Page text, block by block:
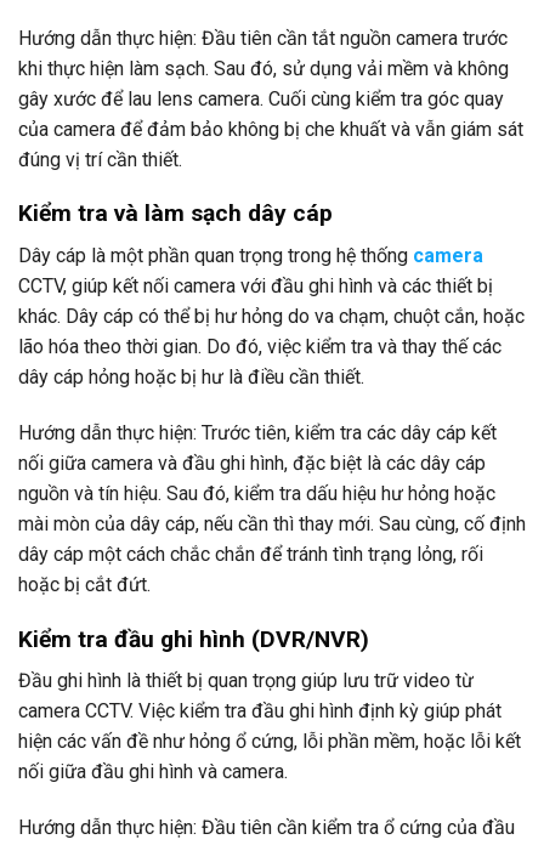
Hướng dẫn thực hiện: Đầu tiên cần tắt nguồn camera trước
khi thực hiện làm sạch. Sau đó, sử dụng vải mềm và không
gây xước để lau lens camera. Cuối cùng kiểm tra góc quay
của camera để đảm bảo không bị che khuất và vẫn giám sát
đúng vị trí cần thiết.
Kiểm tra và làm sạch dây cáp
Dây cáp là một phần quan trọng trong hệ thống camera
CCTV, giúp kết nối camera với đầu ghi hình và các thiết bị
khác. Dây cáp có thể bị hư hỏng do va chạm, chuột cắn, hoặc
lão hóa theo thời gian. Do đó, việc kiểm tra và thay thế các
dây cáp hỏng hoặc bị hư là điều cần thiết.
Hướng dẫn thực hiện: Trước tiên, kiểm tra các dây cáp kết
nối giữa camera và đầu ghi hình, đặc biệt là các dây cáp
nguồn và tín hiệu. Sau đó, kiểm tra dấu hiệu hư hỏng hoặc
mài mòn của dây cáp, nếu cần thì thay mới. Sau cùng, cố định
dây cáp một cách chắc chắn để tránh tình trạng lỏng, rối
hoặc bị cắt đứt.
Kiểm tra đầu ghi hình (DVR/NVR)
Đầu ghi hình là thiết bị quan trọng giúp lưu trữ video từ
camera CCTV. Việc kiểm tra đầu ghi hình định kỳ giúp phát
hiện các vấn đề như hỏng ổ cứng, lỗi phần mềm, hoặc lỗi kết
nối giữa đầu ghi hình và camera.
Hướng dẫn thực hiện: Đầu tiên cần kiểm tra ổ cứng của đầu